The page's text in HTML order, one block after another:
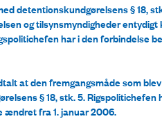
detentionskundgørelsens § 18,
og tilsynsmyndigheder
har i den forbindelse
at den fremgangsmåde som
§ 18, stk. 5.
ændret fra 1. januar 2006.